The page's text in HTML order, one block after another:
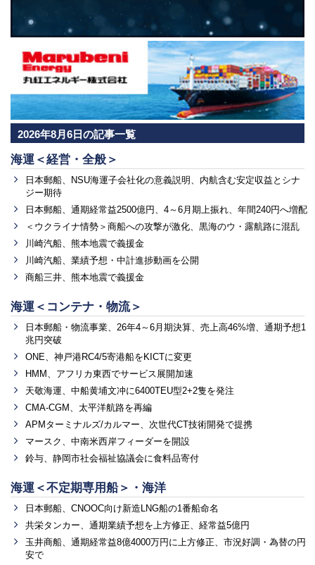
2026年8月6日の記事一覧
海運＜経営・全般＞
日本郵船、NSU海運子会社化の意義説明、内航含む安定収益とシナ
ジー期待
日本郵船、通期経常益2500億円、4～6月期上振れ、年間240円へ増配
＜ウクライナ情勢＞商船への攻撃が激化、黒海のウ・露航路に混乱
川崎汽船、熊本地震で義援金
川崎汽船、業績予想・中計進捗動画を公開
商船三井、熊本地震で義援金
海運＜コンテナ・物流＞
日本郵船・物流事業、26年4～6月期決算、売上高46%増、通期予想1
兆円突破
ONE、神戸港RC4/5寄港船をKICTに変更
HMM、アフリカ東西でサービス展開加速
天敬海運、中船黄埔文冲に6400TEU型2+2隻を発注
CMA-CGM、太平洋航路を再編
APMターミナルズ/カルマー、次世代CT技術開発で提携
マースク、中南米西岸フィーダーを開設
鈴与、静岡市社会福祉協議会に食料品寄付
海運＜不定期専用船＞・海洋
日本郵船、CNOOC向け新造LNG船の1番船命名
共栄タンカー、通期業績予想を上方修正、経常益5億円
玉井商船、通期経常益8億4000万円に上方修正、市況好調・為替の円
安で